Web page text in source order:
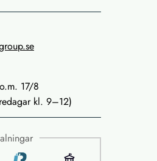
17/8
kl. 9–12)